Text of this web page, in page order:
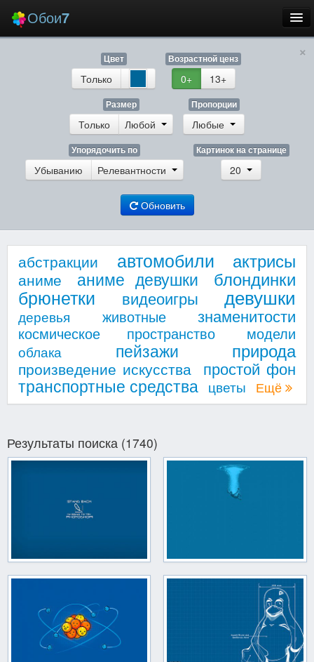
Обои7
Заставки
Вход
×
Цвет
Только
Возрастной ценз
0+ 13+
Размер
Только Любой
Пропорции
Любые
Упорядочить по
Убыванию Релевантности
Картинок на странице
20
Обновить
абстракции автомобили актрисы
аниме аниме девушки блондинки
брюнетки видеоигры девушки
деревья животные знаменитости
космическое пространство модели
облака пейзажи природа
произведение искусства простой фон
транспортные средства цветы Ещё
Результаты поиска (1740)